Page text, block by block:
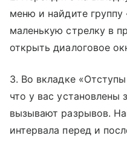
меню и найдите
маленькую стрелку в
открыть диалоговое
3. Во вкладке
что у вас установлены
вызывают разрывов.
интервала перед и